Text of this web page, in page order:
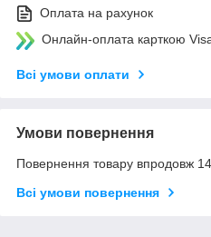
Оплата на рахунок
Онлайн-оплата карткою
Всі умови оплати
Умови повернення
Повернення товару впродовж
Всі умови повернення